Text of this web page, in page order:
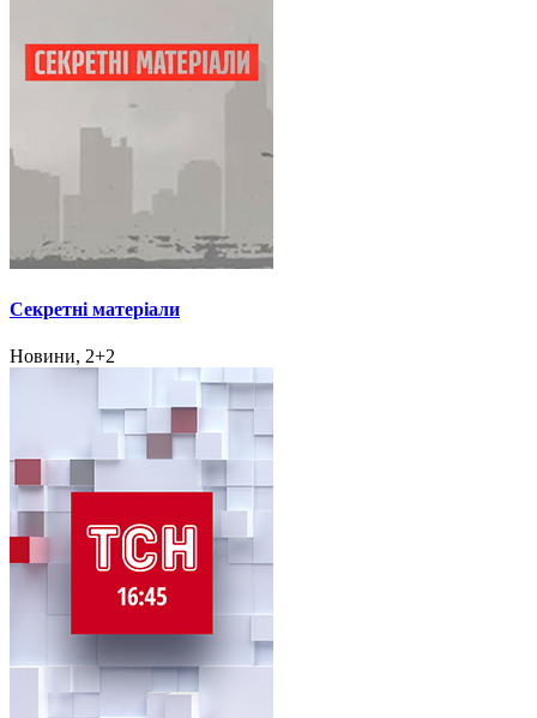
Секретні матеріали
Новини, 2+2